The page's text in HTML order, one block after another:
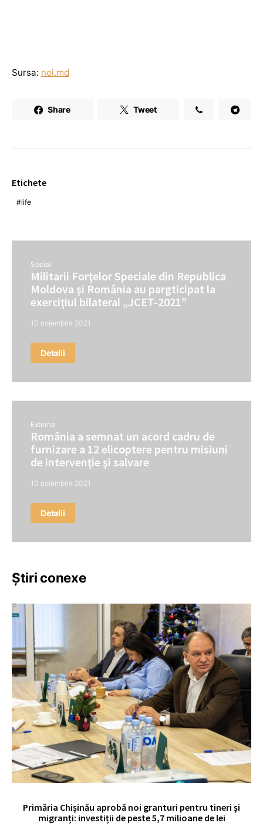
Sursa: noi.md
Share Tweet
Etichete
life
Social
Militarii Forţelor Speciale din Republica
Moldova şi România au pargticipat la
exerciţiul bilateral „JCET-2021”
10 noiembrie 2021
Detalii
Externe
România a semnat un acord cadru de
furnizare a 12 elicoptere pentru misiuni
de intervenţie şi salvare
10 noiembrie 2021
Detalii
Știri conexe
Primăria Chișinău aprobă noi granturi pentru tineri și
migranți: investiții de peste 5,7 milioane de lei